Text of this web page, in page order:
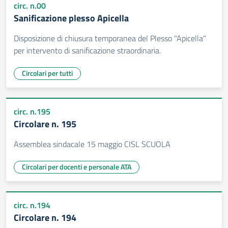
circ. n.00
Sanificazione plesso Apicella
Disposizione di chiusura temporanea del Plesso "Apicella"
per intervento di sanificazione straordinaria.
Circolari per tutti
circ. n.195
Circolare n. 195
Assemblea sindacale 15 maggio CISL SCUOLA
Circolari per docenti e personale ATA
circ. n.194
Circolare n. 194